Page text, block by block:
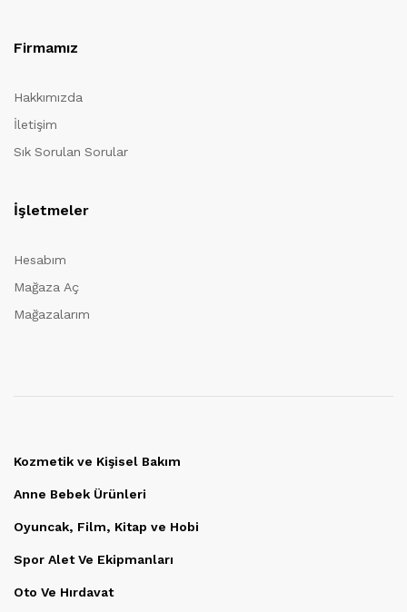
Firmamız
Hakkımızda
İletişim
Sık Sorulan Sorular
İşletmeler
Hesabım
Mağaza Aç
Mağazalarım
Kozmetik ve Kişisel Bakım
Anne Bebek Ürünleri
Oyuncak, Film, Kitap ve Hobi
Spor Alet Ve Ekipmanları
Oto Ve Hırdavat